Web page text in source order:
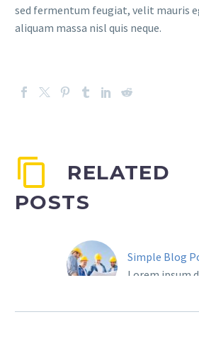
sed fermentum feugiat, velit mauris
aliquam massa nisl quis neque.
RELATED
POSTS
Simple Blog
Lorem ipsum
adipisicing